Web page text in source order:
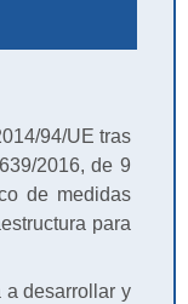
94/UE tras
2016, de 9
de medidas
para
a desarrollar y